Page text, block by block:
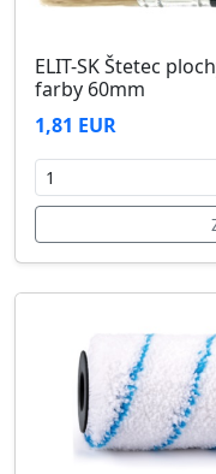
ELIT-SK Štetec
farby 60mm
1,81 EUR